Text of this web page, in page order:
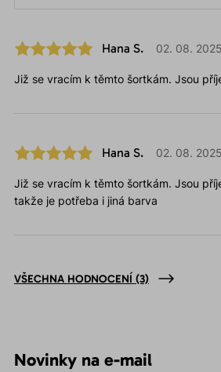
Hana S. 02. 08. 2025
Již se vracím k těmto šortkám. Jsou
Hana S. 02. 08. 2025
Již se vracím k těmto šortkám. Jsou
takže je potřeba i jiná barva
VŠECHNA HODNOCENÍ (3)
Novinky na e-mail